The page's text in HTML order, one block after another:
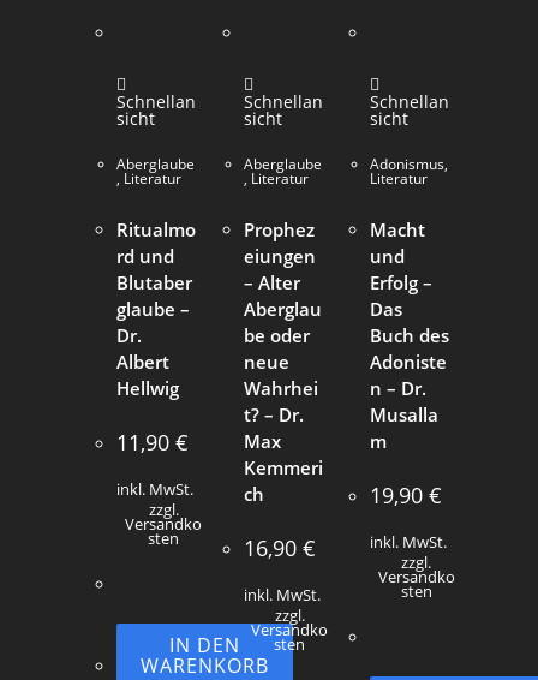
Schnellan
sicht
Aberglaube
, Literatur
Ritualmo
rd und
Blutaber
glaube –
Dr.
Albert
Hellwig
11,90€
inkl. MwSt.
zzgl.
Versandko
sten
IN DEN
WARENKORB
Schnellan
sicht
Aberglaube
, Literatur
Prophez
eiungen
– Alter
Aberglau
be oder
neue
Wahrhei
t? – Dr.
Max
Kemmeri
ch
16,90 €
inkl. MwSt.
zzgl.
Versandko
sten
Schnellan
sicht
Adonismus,
Literatur
Macht
und
Erfolg –
Das
Buch des
Adoniste
n – Dr.
Musalla
m
19,90 €
inkl. MwSt.
zzgl.
Versandko
sten